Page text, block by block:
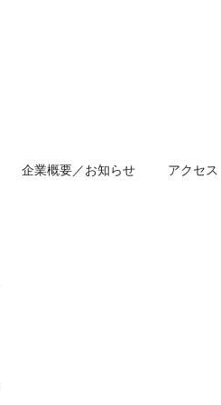
企業概要／お知らせ アクセス